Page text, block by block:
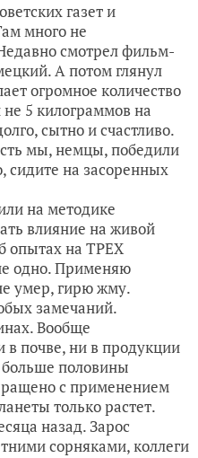
газет и
много не
смотрел фильм-
А потом глянул
огромное количество
5 килограммов на
сытно и счастливо.
мы, немцы, победили
сидите на засоренных
на методике
влияние на живой
опытах на ТРЕХ
одно. Применяю
умер, гирю жму.
замечаний.
Вообще
в почве, ни в продукции
половины
с применением
только растет.
назад. Зарос
сорняками, коллеги